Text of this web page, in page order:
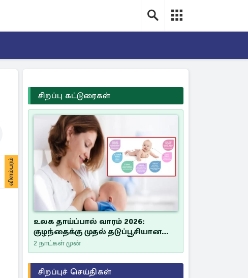
விளம்பரம்
சிறப்பு கட்டுரைகள்
உலக தாய்ப்பால் வாரம் 2026:
குழந்தைக்கு முதல் தடுப்பூசியான
சீம்பாலின் முக்கியத்துவம்!
2 நாட்கள் முன்
சிறப்புச் செய்திகள்